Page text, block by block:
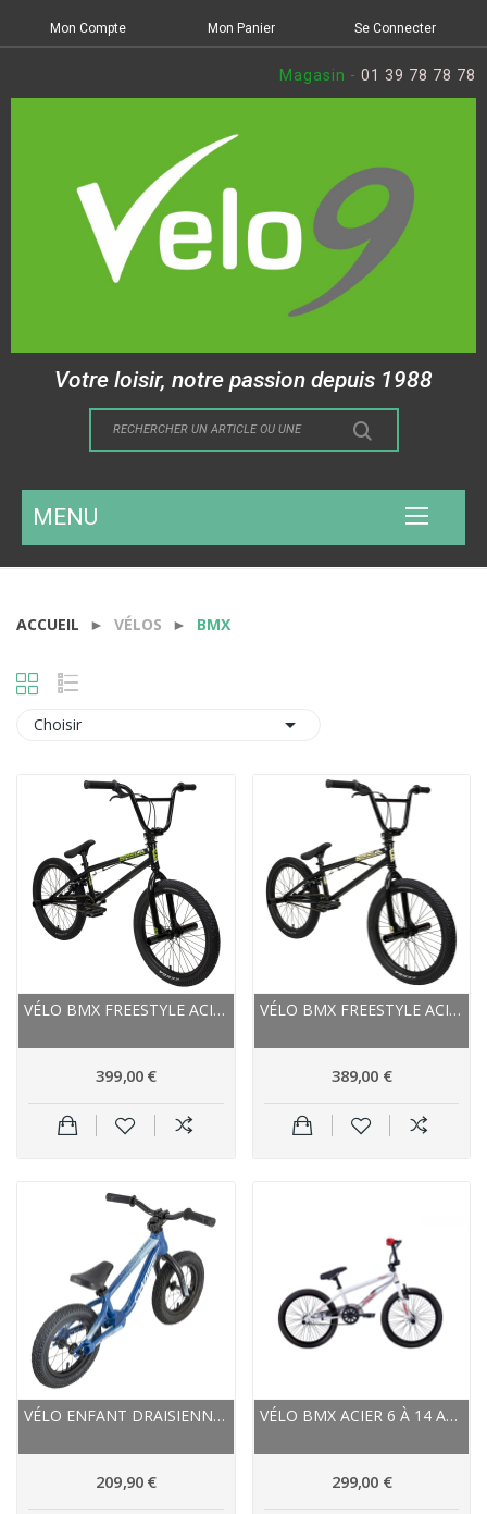
Mon Compte Mon Panier Se Connecter
Magasin - 01 39 78 78 78
Votre loisir, notre passion depuis 1988
MENU
ACCUEIL VÉLOS BMX
Choisir 
VÉLO BMX FREESTYLE ACIER - POSITION ONE SPELL...
399,00 €
VÉLO BMX FREESTYLE ACIER - POSITION ONE SPELL...
389,00 €
VÉLO ENFANT DRAISIENNE 18 À 30 MOIS ALU CHASE...
209,90 €
VÉLO BMX ACIER 6 À 14 ANS BMX ROCK 20 FREESTYLE...
299,00 €